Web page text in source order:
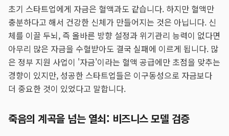
초기 스타트업에게 자금은 혈액과도 같습니다. 하지만 혈액만
충분하다고 해서 건강한 신체가 만들어지는 것은 아닙니다. 신
체를 이끌 두뇌, 즉 올바른 방향 설정과 위기관리 능력이 없다면
아무리 많은 자금을 수혈받아도 결국 실패에 이르게 됩니다. 많
은 정부 지원 사업이 '자금'이라는 혈액 공급에만 초점을 맞추는
경향이 있지만, 성공한 스타트업들은 이구동성으로 자금보다
더 중요한 것이 있었다고 말합니다.
죽음의 계곡을 넘는 열쇠: 비즈니스 모델 검증